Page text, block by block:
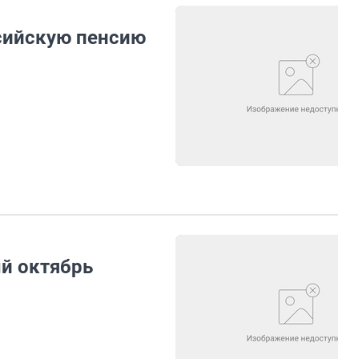
пенсию
октябрь